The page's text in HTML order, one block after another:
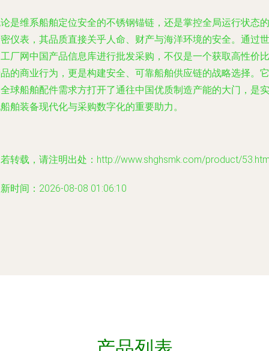
是维系船舶定位安全的不锈钢锚链，还是掌控全局运行状态的
仪表，其品质直接关乎人命、财产与海洋环境的安全。通过世
厂网中国产品信息库进行批发采购，不仅是一个获取高性价比
的商业行为，更是构建安全、可靠船舶供应链的战略选择。它
球船舶配件需求方打开了通往中国优质制造产能的大门，是实
舶装备现代化与采购数字化的重要助力。
转载，请注明出处：http://www.shghsmk.com/product/
时间：2026-08-08 01:06:10